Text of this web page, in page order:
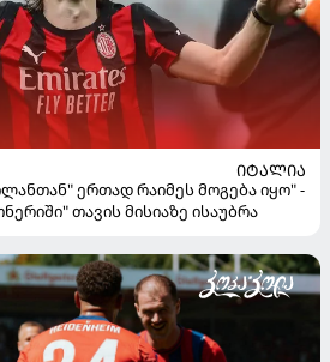
ᲘᲢᲐᲚᲘᲐ
ერთად რაიმეს მოგება იყო" -
თავის მისიაზე ისაუბრა